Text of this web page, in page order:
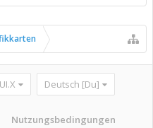
Deutsch [Du]
Nutzungsbedingungen